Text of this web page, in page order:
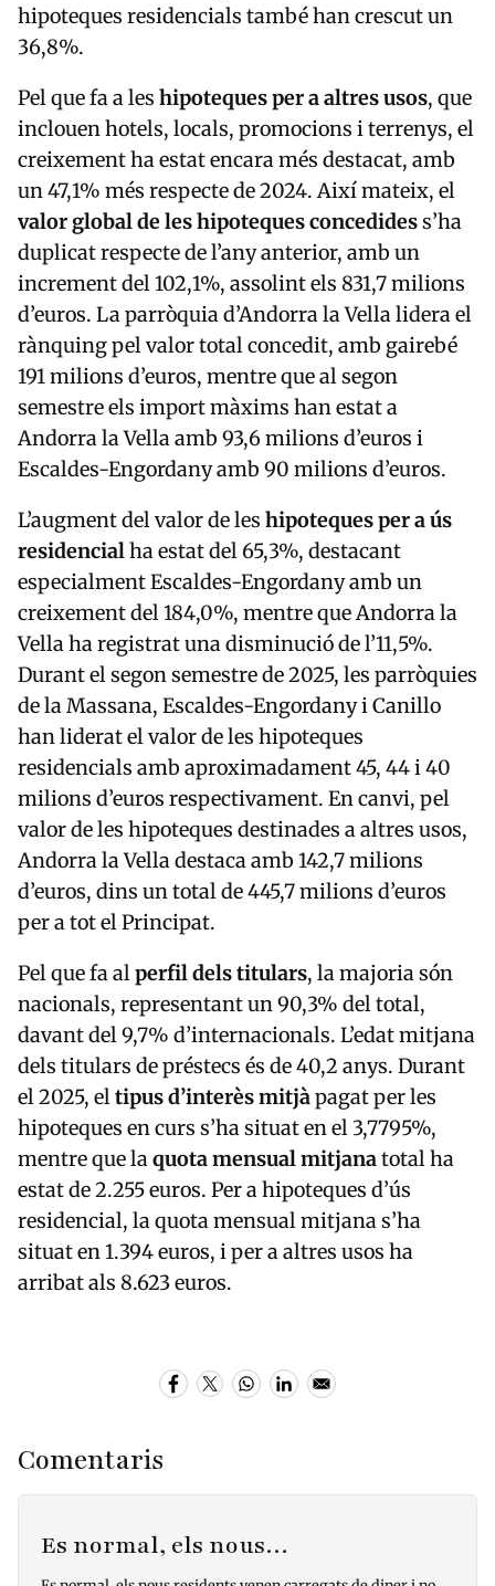
hipoteques residencials també han crescut un
36,8%.
Pel que fa a les hipoteques per a altres usos, que
inclouen hotels, locals, promocions i terrenys, el
creixement ha estat encara més destacat, amb
un 47,1% més respecte de 2024. Així mateix, el
valor global de les hipoteques concedidess’ha
duplicat respecte de l’any anterior, amb un
increment del 102,1%, assolint els 831,7 milions
d’euros. La parròquia d’Andorra la Vella lidera el
rànquing pel valor total concedit, amb gairebé
191 milions d’euros, mentre que al segon
semestre els import màxims han estat a
Andorra la Vella amb 93,6 milions d’euros i
Escaldes-Engordany amb 90 milions d’euros.
L’augment del valor de les hipoteques per a ús
residencialha estat del 65,3%, destacant
especialment Escaldes-Engordany amb un
creixement del 184,0%, mentre que Andorra la
Vella ha registrat una disminució de l’11,5%.
Durant el segon semestre de 2025, les parròquies
de la Massana, Escaldes-Engordany i Canillo
han liderat el valor de les hipoteques
residencials amb aproximadament 45, 44 i 40
milions d’euros respectivament. En canvi, pel
valor de les hipoteques destinades a altres usos,
Andorra la Vella destaca amb 142,7 milions
d’euros, dins un total de 445,7 milions d’euros
per a tot el Principat.
Pel que fa alperfil dels titulars, la majoria són
nacionals, representant un 90,3% del total,
davant del 9,7% d’internacionals. L’edat mitjana
dels titulars de préstecs és de 40,2 anys. Durant
el 2025, eltipus d’interès mitjàpagat per les
hipoteques en curs s’ha situat en el 3,7795%,
mentre que laquota mensual mitjanatotal ha
estat de 2.255 euros. Per a hipoteques d’ús
residencial, la quota mensual mitjana s’ha
situat en 1.394 euros, i per a altres usos ha
arribat als 8.623 euros.
Comentaris
Es normal, els nous…